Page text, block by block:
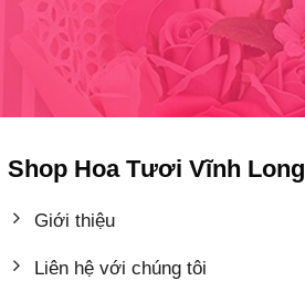
Shop Hoa Tươi Vĩnh Long
Giới thiệu
Liên hệ với chúng tôi